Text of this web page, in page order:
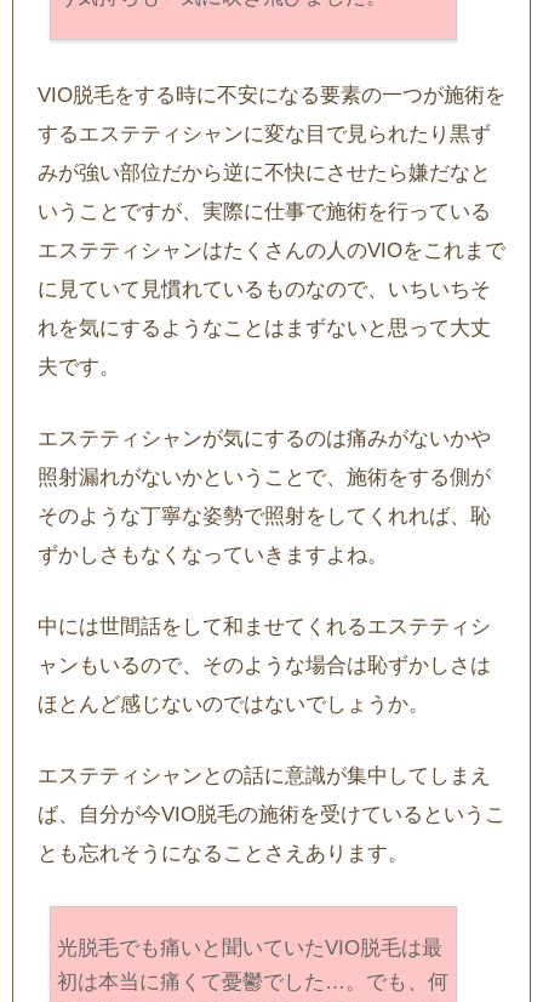
VIO脱毛をする時に不安になる要素の一つが施術を
するエステティシャンに変な目で見られたり黒ず
みが強い部位だから逆に不快にさせたら嫌だなと
いうことですが、実際に仕事で施術を行っている
エステティシャンはたくさんの人のVIOをこれまで
に見ていて見慣れているものなので、いちいちそ
れを気にするようなことはまずないと思って大丈
夫です。
エステティシャンが気にするのは痛みがないかや
照射漏れがないかということで、施術をする側が
そのような丁寧な姿勢で照射をしてくれれば、恥
ずかしさもなくなっていきますよね。
中には世間話をして和ませてくれるエステティシ
ャンもいるので、そのような場合は恥ずかしさは
ほとんど感じないのではないでしょうか。
エステティシャンとの話に意識が集中してしまえ
ば、自分が今VIO脱毛の施術を受けているというこ
とも忘れそうになることさえあります。
光脱毛でも痛いと聞いていたVIO脱毛は最
初は本当に痛くて憂鬱でした…。でも、何